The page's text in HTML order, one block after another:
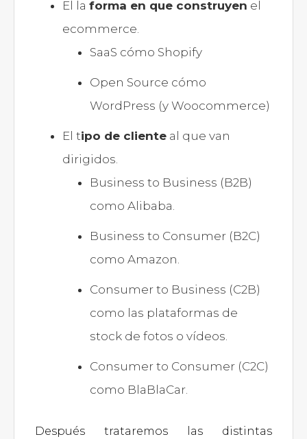
El la forma en que construyen el
ecommerce.
SaaS cómo Shopify
Open Source cómo
WordPress (y Woocommerce)
El tipo de cliente al que van
dirigidos.
Business to Business (B2B)
como Alibaba.
Business to Consumer (B2C)
como Amazon.
Consumer to Business (C2B)
como las plataformas de
stock de fotos o vídeos.
Consumer to Consumer (C2C)
como BlaBlaCar.
Después trataremos las distintas